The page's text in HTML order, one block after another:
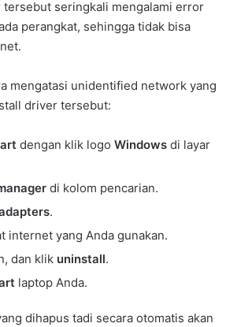
tersebut seringkali mengalami error
perangkat, sehingga tidak bisa
mengatasi unidentified network yang
driver tersebut:
dengan klik logo Windows di layar
di kolom pencarian.
.
internet yang Anda gunakan.
dan klik uninstall.
laptop Anda.
dihapus tadi secara otomatis akan